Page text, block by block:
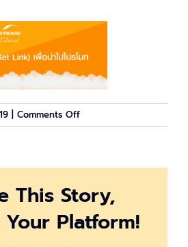
Comments Offon
headbanner-
This Story,
Your Platform!